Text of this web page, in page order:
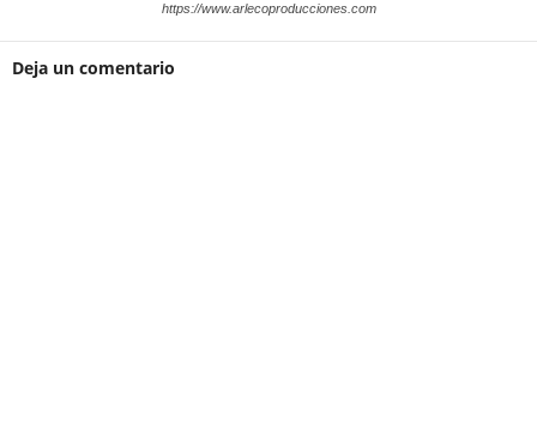
https://www.arlecoproducciones.com
Deja un comentario